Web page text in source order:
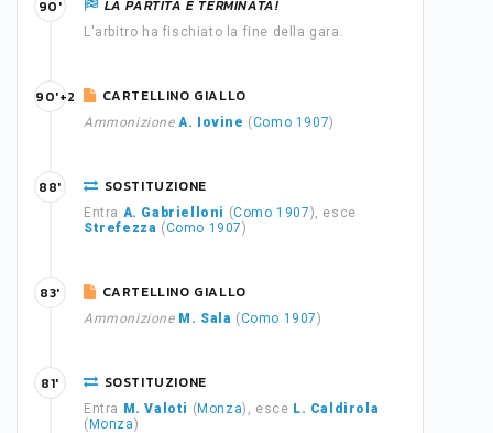
LA PARTITA È TERMINATA!
L'arbitro ha fischiato la fine della gara.
90'
CARTELLINO GIALLO
Ammonizione A. Iovine (Como 1907)
90'+2
SOSTITUZIONE
Entra A. Gabrielloni (Como 1907), esce
Strefezza (Como 1907)
88'
CARTELLINO GIALLO
Ammonizione M. Sala (Como 1907)
83'
SOSTITUZIONE
Entra M. Valoti ( Monza), esce L. Caldirola
( Monza)
81'